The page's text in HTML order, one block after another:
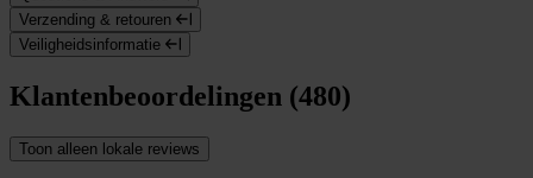
Verzending & retouren
Veiligheidsinformatie
Klantenbeoordelingen (480)
Toon alleen lokale reviews